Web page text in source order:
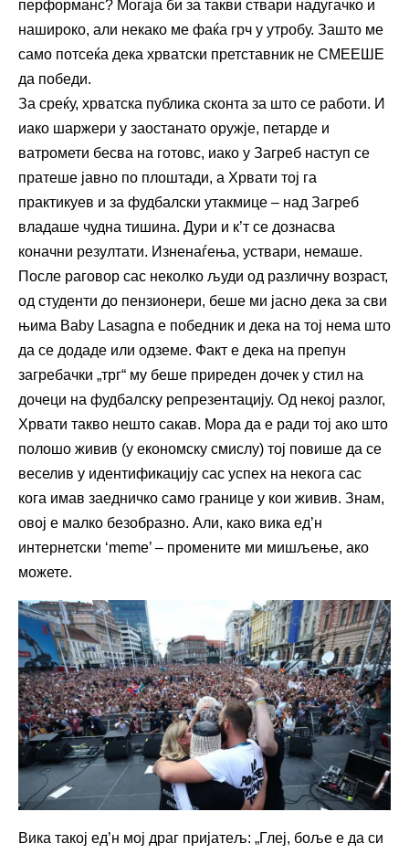
перформанс? Могаја би за такви ствари надугачко и
нашироко, али некако ме фаќа грч у утробу. Зашто ме
само потсеќа дека хрватски претставник не СМЕЕШЕ
да победи.
За среќу, хрватска публика сконта за што се работи. И
иако шаржери у заостанато оружје, петарде и
ватромети бесва на готовс, иако у Загреб наступ се
пратеше јавно по плоштади, а Хрвати тој га
практикуев и за фудбалски утакмице – над Загреб
владаше чудна тишина. Дури и к’т се дознасва
коначни резултати. Изненаѓења, уствари, немаше.
После раговор сас неколко људи од различну возраст,
од студенти до пензионери, беше ми јасно дека за сви
њима Baby Lasagna е победник и дека на тој нема што
да се додаде или одземе. Факт е дека на препун
загребачки „трг“ му беше приреден дочек у стил на
дочеци на фудбалску репрезентацију. Од некој разлог,
Хрвати такво нешто сакав. Мора да е ради тој ако што
полошо живив (у економску смислу) тој повише да се
веселив у идентификацију сас успех на некога сас
кога имав заедничко само границе у кои живив. Знам,
овој е малко безобразно. Али, како вика ед’н
интернетски ‘meme’ – промените ми мишљење, ако
можете.
Вика такој ед’н мој драг пријатељ: „Глеј, боље е да си